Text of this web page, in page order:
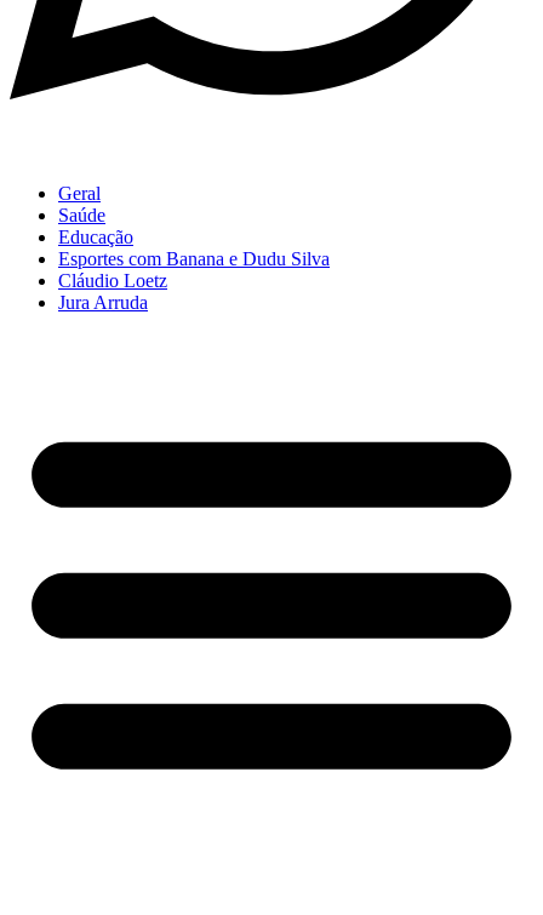
Geral
Saúde
Educação
Esportes com Banana e Dudu Silva
Cláudio Loetz
Jura Arruda